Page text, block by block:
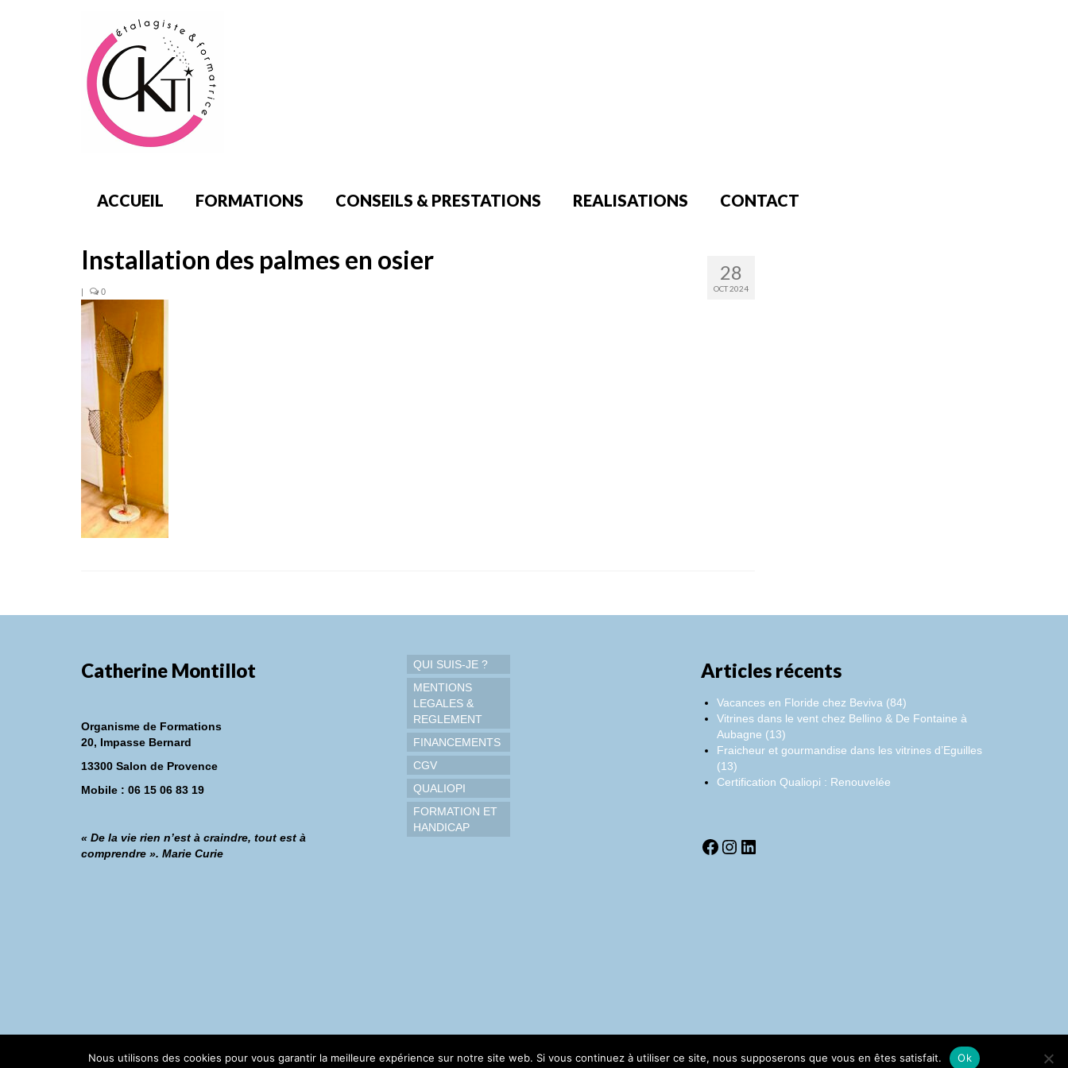
ACCUEIL FORMATIONS CONSEILS & PRESTATIONS REALISATIONS CONTACT
28
OCT 2024
Installation des palmes en osier
| 0
Catherine Montillot
Organisme de Formations
20, Impasse Bernard
13300 Salon de Provence
Mobile : 06 15 06 83 19
« De la vie rien n’est à craindre, tout est à
comprendre ». Marie Curie
QUI SUIS-JE ?
MENTIONS
LEGALES &
REGLEMENT
FINANCEMENTS
CGV
QUALIOPI
FORMATION ET
HANDICAP
Articles récents
Vacances en Floride chez Beviva (84)
Vitrines dans le vent chez Bellino & De Fontaine à
Aubagne (13)
Fraicheur et gourmandise dans les vitrines d’Eguilles
(13)
Certification Qualiopi : Renouvelée
Facebook
Instagram
LinkedIn
©Catherine Montillot
Nous utilisons des cookies pour vous garantir la meilleure expérience sur notre site web. Si vous continuez à utiliser ce site, nous supposerons que vous en êtes satisfait. Ok